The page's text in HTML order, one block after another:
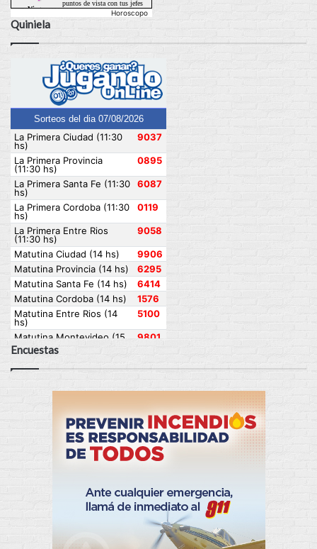
Horoscopo
Quiniela
Encuestas